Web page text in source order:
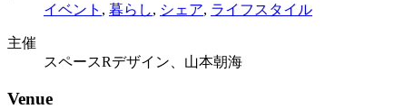
イベント , 暮らし, シェア, ライフスタイル
主催
スペースRデザイン、山本朝海
Venue